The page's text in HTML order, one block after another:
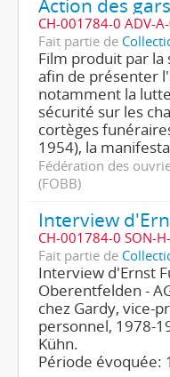
CH-001784-0 ADV-
Fait partie de
Film produit par la
afin de présenter
notamment la
sécurité sur les
cortèges
1954), la
Fédération des
(FOBB)
Interview
CH-001784-0 SON-
Fait partie de
Interview d'Ernst
Oberentfelden -
chez Gardy, vice-
personnel, 1978-
Kühn.
Période évoquée: